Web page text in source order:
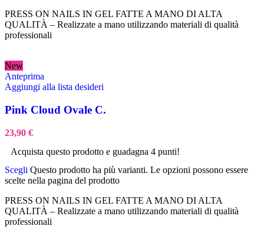
PRESS ON NAILS IN GEL FATTE A MANO DI ALTA
QUALITÀ – Realizzate a mano utilizzando materiali di qualità
professionali
New
Anteprima
Aggiungi alla lista desideri
Pink Cloud Ovale C.
23,90 €
Acquista questo prodotto e guadagna 4 punti!
Scegli Questo prodotto ha più varianti. Le opzioni possono essere
scelte nella pagina del prodotto
PRESS ON NAILS IN GEL FATTE A MANO DI ALTA
QUALITÀ – Realizzate a mano utilizzando materiali di qualità
professionali